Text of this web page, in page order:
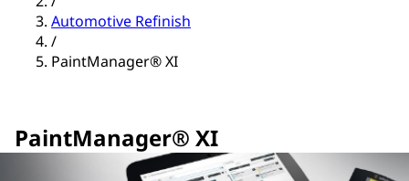
Automotive Refinish
/
PaintManager® XI
PaintManager® XI